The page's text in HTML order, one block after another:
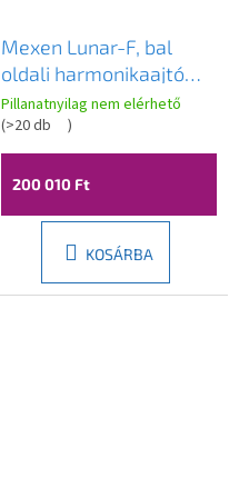
Mexen Lunar-F, bal
oldali harmonikaajtó
zuhanykabinhoz 140
cm, 8 mm-es átlátszó
üveg, matt réz profil,
836S-140-050-65-00-L
Pillanatnyilag nem elérhető
(>20 db )
200 010 Ft
KOSÁRBA